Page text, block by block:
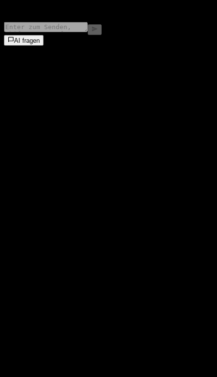
AI fragen